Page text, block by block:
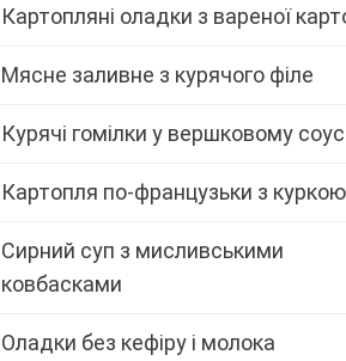
Картопляні оладки з вареної
Мясне заливне з курячого філе
Курячі гомілки у вершковому
Картопля по-французьки з куркою
Сирний суп з мисливськими
ковбасками
Оладки без кефіру і молока